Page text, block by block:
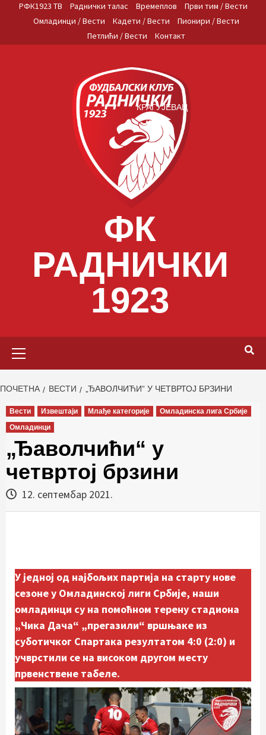
РФК1923 ТВ Раднички талас Времеплов
Први тим / Вести
Омладинци / Вести
Кадети / Вести
Пионири / Вести
Петлићи / Вести
Контакт
ФК
РАДНИЧКИ
1923
КРАГУЈЕВАЦ
ПОЧЕТНА ВЕСТИ „ЂАВОЛЧИЋИ“ У ЧЕТВРТОЈ БРЗИНИ
Вести Извештаји Млађе категорије
Омладинска лига Србије
Омладинци
„Ђаволчићи“ у
четвртој брзини
12. септембар 2021.
У једној од најбољих партија на старту нове
сезоне у Омладинској лиги Србије, наши
омладинци су на помоћном терену стадиона
„Чика Дача“ „прегазили“ вршњаке из
суботичког Спартака резултатом 4:0 (2:0) и
учврстили се на високом другом месту
првенствене табеле.